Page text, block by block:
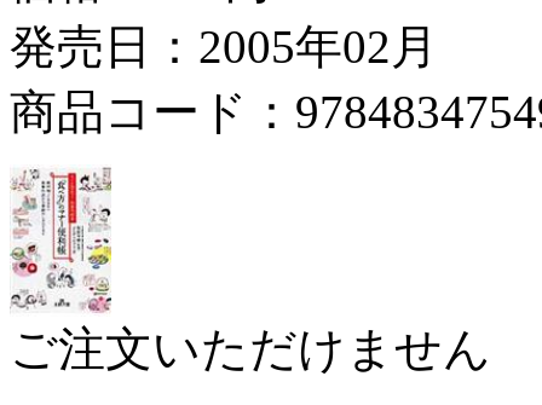
発売日：2005年02月
商品コード：
ご注文いただけません